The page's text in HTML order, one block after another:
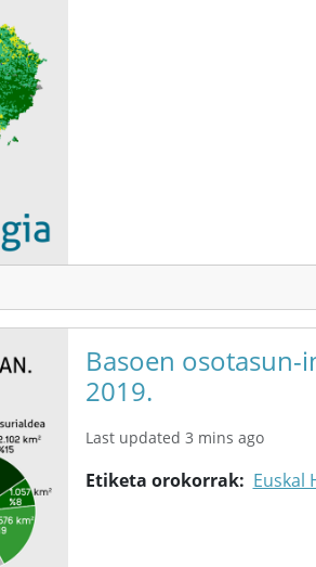
Basoen osotasun-
2019.
Last updated 3 mins ago
Etiketa orokorrak Euskal